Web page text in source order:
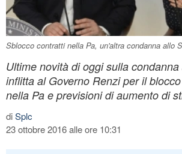
Sblocco contratti nella Pa, un'altra condanna allo
Ultime novità di oggi sulla
inflitta al Governo Renzi per il
nella Pa e previsioni di aumento di
diSplc
23 ottobre 2016 alle ore 10:31